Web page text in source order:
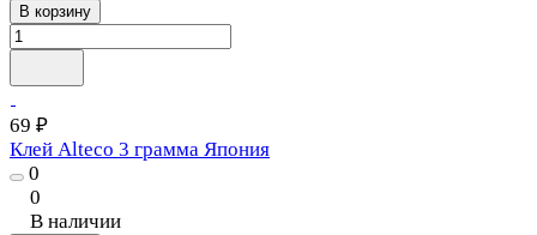
В корзину
69 ₽
Клей Alteco 3 грамма Япония
0
0
В наличии